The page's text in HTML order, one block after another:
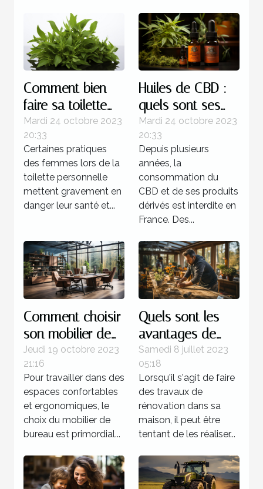
Comment bien
faire sa toilette
intime ?
Mardi 24 octobre 2023
20:33
Certaines pratiques
des femmes lors de la
toilette personnelle
mettent gravement en
danger leur santé et...
Huiles de CBD :
quels sont ses
bienfaits sur
l’organisme ?
Mardi 24 octobre 2023
20:33
Depuis plusieurs
années, la
consommation du
CBD et de ses produits
dérivés est interdite en
France. Des...
Comment choisir
son mobilier de
bureau ?
Jeudi 19 octobre 2023
21:16
Pour travailler dans des
espaces confortables
et ergonomiques, le
choix du mobilier de
bureau est primordial...
Quels sont les
avantages de
faire recours à un
expert pour la
rénovation de sa
maison ?
Samedi 8 juillet 2023
05:18
Lorsqu'il s'agit de faire
des travaux de
rénovation dans sa
maison, il peut être
tentant de les réaliser...